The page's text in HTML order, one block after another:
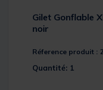
Gilet Gonflable
noir
Réference produit :
Quantité: 1